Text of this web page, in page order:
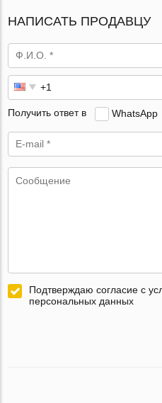
НАПИСАТЬ ПРОДАВЦУ
Получить ответ в WhatsApp
Подтверждаю согласие с
персональных данных